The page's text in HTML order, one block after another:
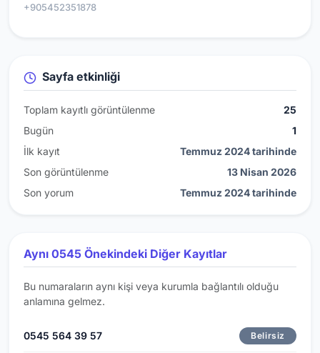
+905452351878
Sayfa etkinliği
Toplam kayıtlı görüntülenme
25
Bugün
1
İlk kayıt
Temmuz 2024 tarihinde
Son görüntülenme
13 Nisan 2026
Son yorum
Temmuz 2024 tarihinde
Aynı 0545 Önekindeki Diğer Kayıtlar
Bu numaraların aynı kişi veya kurumla bağlantılı olduğu
anlamına gelmez.
0545 564 39 57 Belirsiz